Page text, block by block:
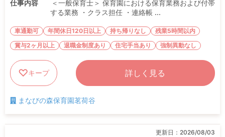
仕事内容
＜一般保育士＞ 保育園における保育業務および付帯
する業務 ・クラス担任 ・連絡帳 ...
車通勤可 年間休日120日以上 持ち帰りなし
残業5時間以内
賞与2ヶ月以上
退職金制度あり 住宅手当あり 強制異動なし
キープ 詳しく見る
まなびの森保育園茗荷谷
更新日： 2026/08/03